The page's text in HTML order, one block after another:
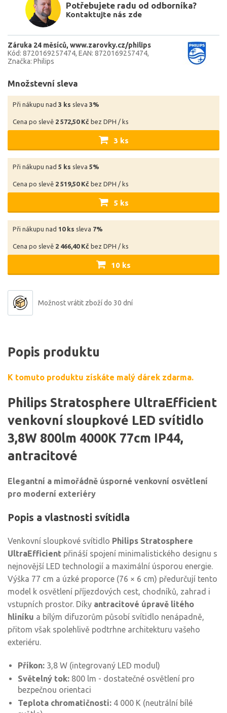
Potřebujete radu od odborníka?
Kontaktujte nás zde
Záruka 24 měsíců www.zarovky.cz/philips
Kód: 8720169257474 EAN: 8720169257474
Značka: Philips
Množstevní sleva
Při nákupu nad 3 ks sleva 3%
Cena po slevě 2 572,50 Kč bez DPH / ks
3 ks
Při nákupu nad 5 ks sleva 5%
Cena po slevě 2 519,50 Kč bez DPH / ks
5 ks
Při nákupu nad 10 ks sleva 7%
Cena po slevě 2 466,40 Kč bez DPH / ks
10 ks
Možnost vrátit zboží do 30 dní
Popis produktu
K tomuto produktu získáte malý dárek zdarma.
Philips Stratosphere UltraEfficient
venkovní sloupkové LED svítidlo
3,8W 800lm 4000K 77cm IP44,
antracitové
Elegantní a mimořádně úsporné venkovní osvětlení
pro moderní exteriéry
Popis a vlastnosti svítidla
Venkovní sloupkové svítidlo Philips Stratosphere
UltraEfficient přináší spojení minimalistického designu s
nejnovější LED technologií a maximální úsporou energie.
Výška 77 cm a úzké proporce (76 × 6 cm) předurčují tento
model k osvětlení příjezdových cest, chodníků, zahrad i
vstupních prostor. Díky antracitové úpravě litého
hliníku a bílým difuzorům působí svítidlo nenápadně,
přitom však spolehlivě podtrhne architekturu vašeho
exteriéru.
Příkon: 3,8 W (integrovaný LED modul)
Světelný tok: 800 lm - dostatečné osvětlení pro
bezpečnou orientaci
Teplota chromatičnosti: 4 000 K (neutrální bílé